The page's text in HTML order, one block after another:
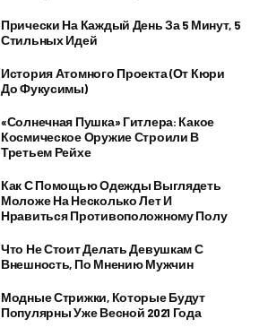
Прически На Каждый День За 5 Минут, 5
Стильных Идей
История Атомного Проекта (от Кюри
До Фукусимы)
«Солнечная Пушка» Гитлера: Какое
Космическое Оружие Строили В
Третьем Рейхе
Как С Помощью Одежды Выглядеть
Моложе На Несколько Лет И
Нравиться Противоположному Полу
Что Не Стоит Делать Девушкам С
Внешность, По Мнению Мужчин
Модные Стрижки, Которые Будут
Популярны Уже Весной 2021 Года